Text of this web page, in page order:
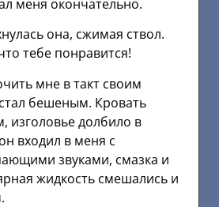
меня окончательно.
она, сжимая ствол.
тебе понравится!
мне в такт своим
бешеным. Кровать
изголовье долбило в
входил в меня с
звуками, смазка и
жидкость смешались и